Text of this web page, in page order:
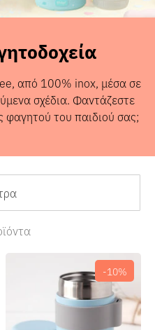
από 100% inox, μέσα σε
σχέδια. Φαντάζεστε
φαγητού του παιδιού σας;
-10%